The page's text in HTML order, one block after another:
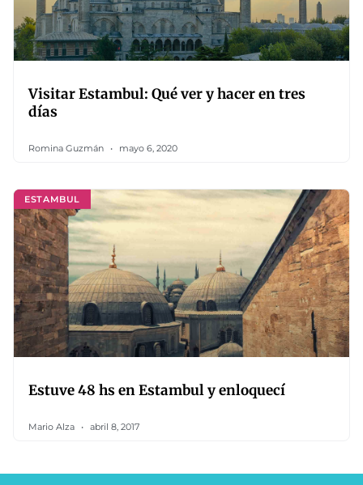
Visitar Estambul: Qué ver y hacer en tres
días
Romina Guzmán mayo 6, 2020
ESTAMBUL
Estuve 48 hs en Estambul y enloquecí
Mario Alza abril 8, 2017